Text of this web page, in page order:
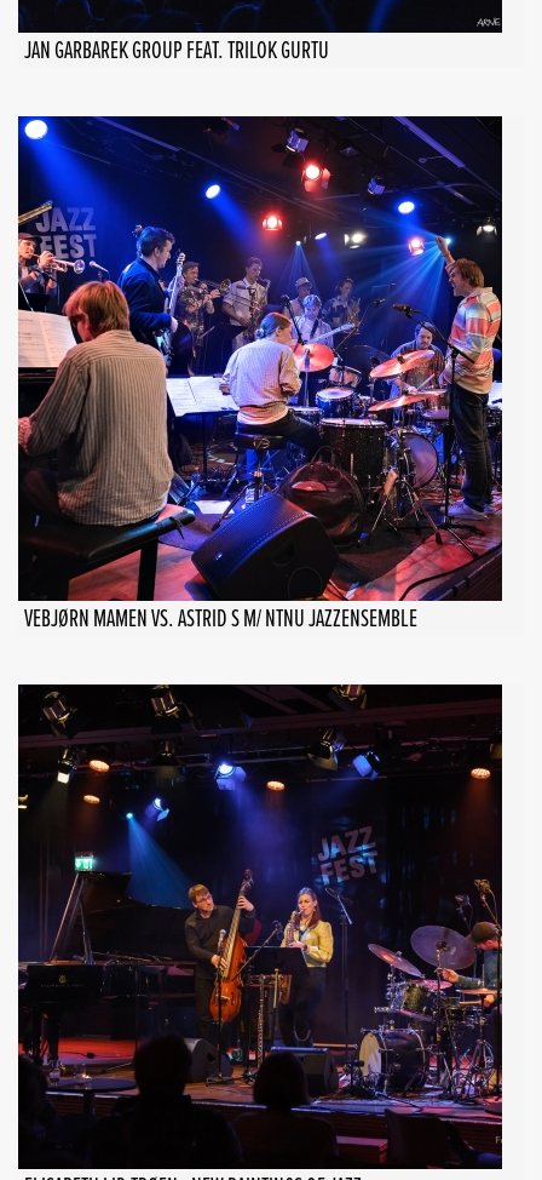
JAN GARBAREK GROUP FEAT. TRILOK GURTU
VEBJØRN MAMEN VS. ASTRID S M/ NTNU JAZZENSEMBLE